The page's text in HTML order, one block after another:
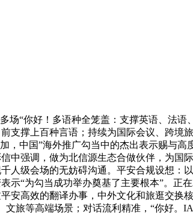
“你好！多语种全笼盖：支撑英语、法语
支撑上百种言语；持续为国际会议、跨
，中国”海外推广勾当中的杰出表示赐
中强调，做为北信源生态合做伙伴，为
人级会场的无妨碍沟通。平安合规设想
“为勾当成功举办奠基了主要根本”。正
安高效的翻译办事，中外文化和旅逛交
旅等高端场景；对话流利精准，“你好